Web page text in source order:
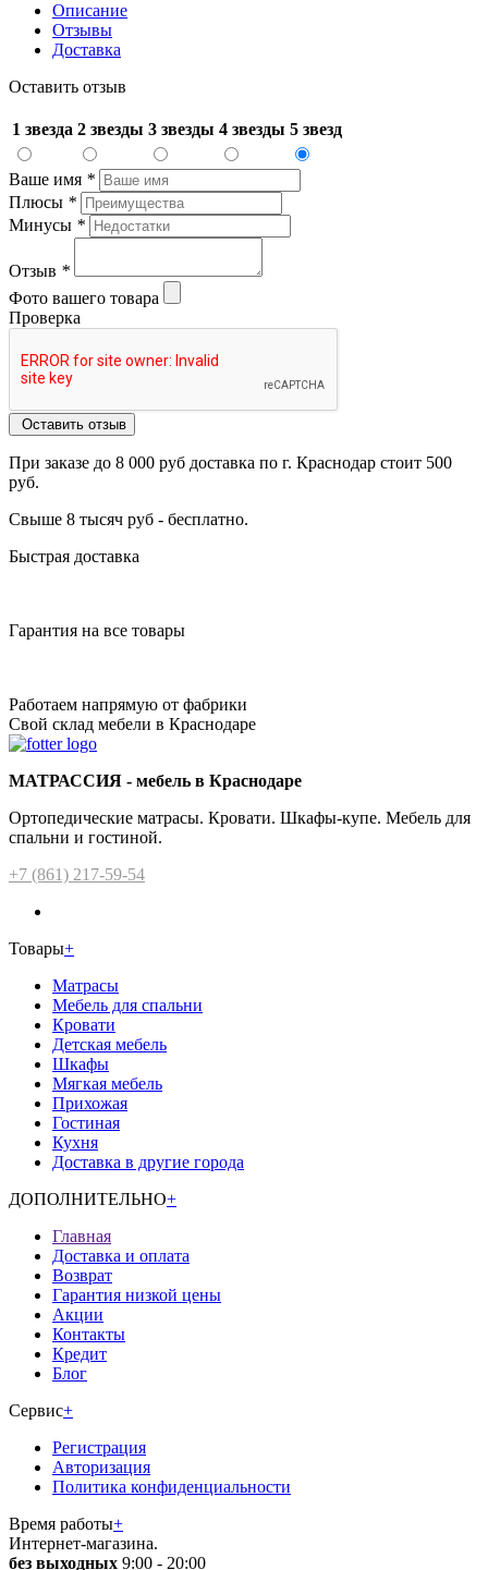
Описание
Отзывы
Доставка
Оставить отзыв
1 звезда 2 звезды 3 звезды 4 звезды 5 звезд
Ваше имя *
Плюсы *
Минусы *
Отзыв *
Фото вашего товара
Проверка
Оставить отзыв
При заказе до 8 000 руб доставка по г. Краснодар стоит 500
руб.
Свыше 8 тысяч руб - бесплатно.
Быстрая доставка
Гарантия на все товары
Работаем напрямую от фабрики
Свой склад мебели в Краснодаре
МАТРАССИЯ - мебель в Краснодаре
Ортопедические матрасы. Кровати. Шкафы-купе. Мебель для
спальни и гостиной.
+7 (861) 217-59-54
Товары+
Матрасы
Мебель для спальни
Кровати
Детская мебель
Шкафы
Мягкая мебель
Прихожая
Гостиная
Кухня
Доставка в другие города
ДОПОЛНИТЕЛЬНО+
Главная
Доставка и оплата
Возврат
Гарантия низкой цены
Акции
Контакты
Кредит
Блог
Сервис+
Регистрация
Авторизация
Политика конфиденциальности
Время работы+
Интернет-магазина.
без выходных 9:00 - 20:00